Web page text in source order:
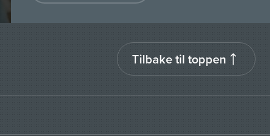
Tilbake til toppen